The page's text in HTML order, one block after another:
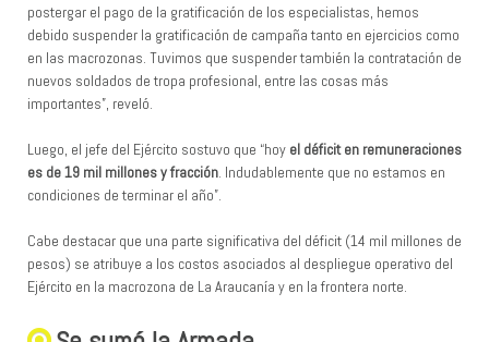
postergar el pago de la gratificación de los especialistas, hemos
debido suspender la gratificación de campaña tanto en ejercicios como
en las macrozonas. Tuvimos que suspender también la contratación de
nuevos soldados de tropa profesional, entre las cosas más
importantes”, reveló.
Luego, el jefe del Ejército sostuvo que “hoy el déficit en remuneraciones
es de 19 mil millones y fracción. Indudablemente que no estamos en
condiciones de terminar el año”.
Cabe destacar que una parte significativa del déficit (14 mil millones de
pesos) se atribuye a los costos asociados al despliegue operativo del
Ejército en la macrozona de La Araucanía y en la frontera norte.